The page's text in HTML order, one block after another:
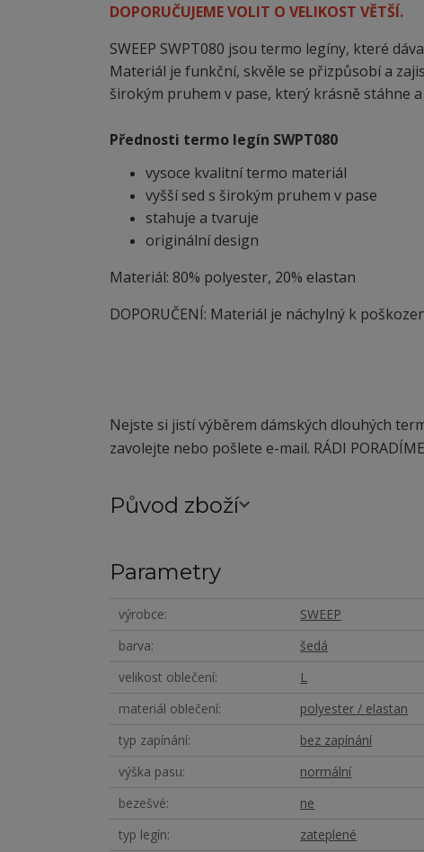
DOPORUČUJEME VOLIT O VELIKOST VĚTŠÍ.
SWEEP SWPT080 jsou termo legíny, které
Materiál je funkční, skvěle se přizpůsobí a
širokým pruhem v pase, který krásně stáhne
Přednosti termo legín SWPT080
vysoce kvalitní termo materiál
vyšší sed s širokým pruhem v pase
stahuje a tvaruje
originální design
Materiál: 80% polyester, 20% elastan
DOPORUČENÍ: Materiál je náchylný k
Nejste si jistí výběrem dámských dlouhých
zavolejte nebo pošlete e-mail. RÁDI
Původ zboží
Parametry
výrobce
SWEEP
barva
šedá
velikost oblečení
L
materiál oblečení
polyester / elastan
typ zapínání
bez zapínání
výška pasu
normální
bezešvé
ne
typ legín
zateplené